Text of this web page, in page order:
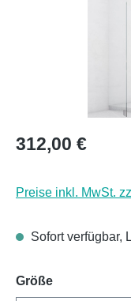
Regulärer Preis:
312,00 €
Preise inkl. MwSt.
Sofort verfügbar,
Größeauswählen